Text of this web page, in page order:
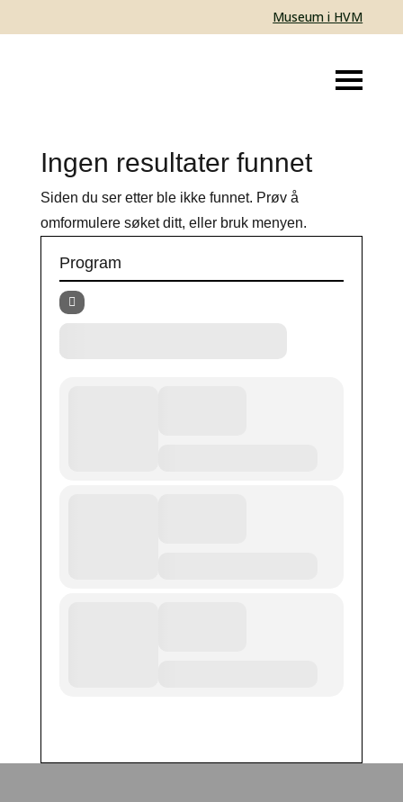
Museum i HVM
Ingen resultater funnet
Siden du ser etter ble ikke funnet. Prøv å
omformulere søket ditt, eller bruk menyen.
Program